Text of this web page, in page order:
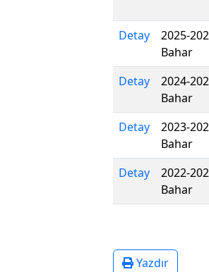
Detay
2025-
Bahar
Detay
2024-
Bahar
Detay
2023-
Bahar
Detay
2022-
Bahar
Yazdır